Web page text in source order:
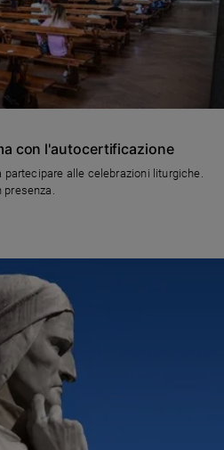
con l'autocertificazione
alle celebrazioni liturgiche.
presenza.